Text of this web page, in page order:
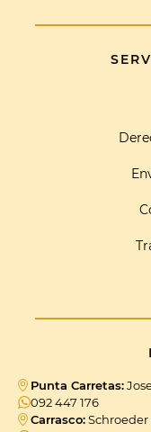
Punta Carretas:
092 447 176
Carrasco:Schroeder